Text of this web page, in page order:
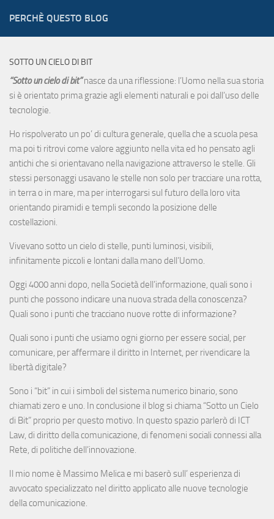
PERCHÈ QUESTO BLOG
SOTTO UN CIELO DI BIT
“Sotto un cielo di bit”nasce da una riflessione: l’Uomo nella sua storia
si è orientato prima grazie agli elementi naturali e poi dall’uso delle
tecnologie.
Ho rispolverato un po’ di cultura generale, quella che a scuola pesa
ma poi ti ritrovi come valore aggiunto nella vita ed ho pensato agli
antichi che si orientavano nella navigazione attraverso le stelle. Gli
stessi personaggi usavano le stelle non solo per tracciare una rotta,
in terra o in mare, ma per interrogarsi sul futuro della loro vita
orientando piramidi e templi secondo la posizione delle
costellazioni.
Vivevano sotto un cielo di stelle, punti luminosi, visibili,
infinitamente piccoli e lontani dalla mano dell’Uomo.
Oggi 4000 anni dopo, nella Società dell’informazione, quali sono i
punti che possono indicare una nuova strada della conoscenza?
Quali sono i punti che tracciano nuove rotte di informazione?
Quali sono i punti che usiamo ogni giorno per essere social, per
comunicare, per affermare il diritto in Internet, per rivendicare la
libertà digitale?
Sono i “bit” in cui i simboli del sistema numerico binario, sono
chiamati zero e uno. In conclusione il blog si chiama “Sotto un Cielo
di Bit” proprio per questo motivo. In questo spazio parlerò di ICT
Law, di diritto della comunicazione, di fenomeni sociali connessi alla
Rete, di politiche dell’innovazione.
Il mio nome è Massimo Melica e mi baserò sull’ esperienza di
avvocato specializzato nel diritto applicato alle nuove tecnologie
della comunicazione.